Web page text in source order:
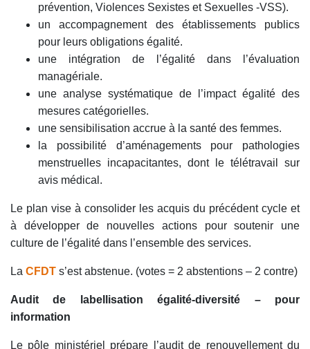
prévention, Violences Sexistes et Sexuelles -VSS).
un accompagnement des établissements publics
pour leurs obligations égalité.
une intégration de l’égalité dans l’évaluation
managériale.
une analyse systématique de l’impact égalité des
mesures catégorielles.
une sensibilisation accrue à la santé des femmes.
la possibilité d’aménagements pour pathologies
menstruelles incapacitantes, dont le télétravail sur
avis médical.
Le plan vise à consolider les acquis du précédent cycle et
à développer de nouvelles actions pour soutenir une
culture de l’égalité dans l’ensemble des services.
La CFDT s’est abstenue. (votes = 2 abstentions – 2 contre)
Audit de labellisation égalité-diversité – pour
information
Le pôle ministériel prépare l’audit de renouvellement du